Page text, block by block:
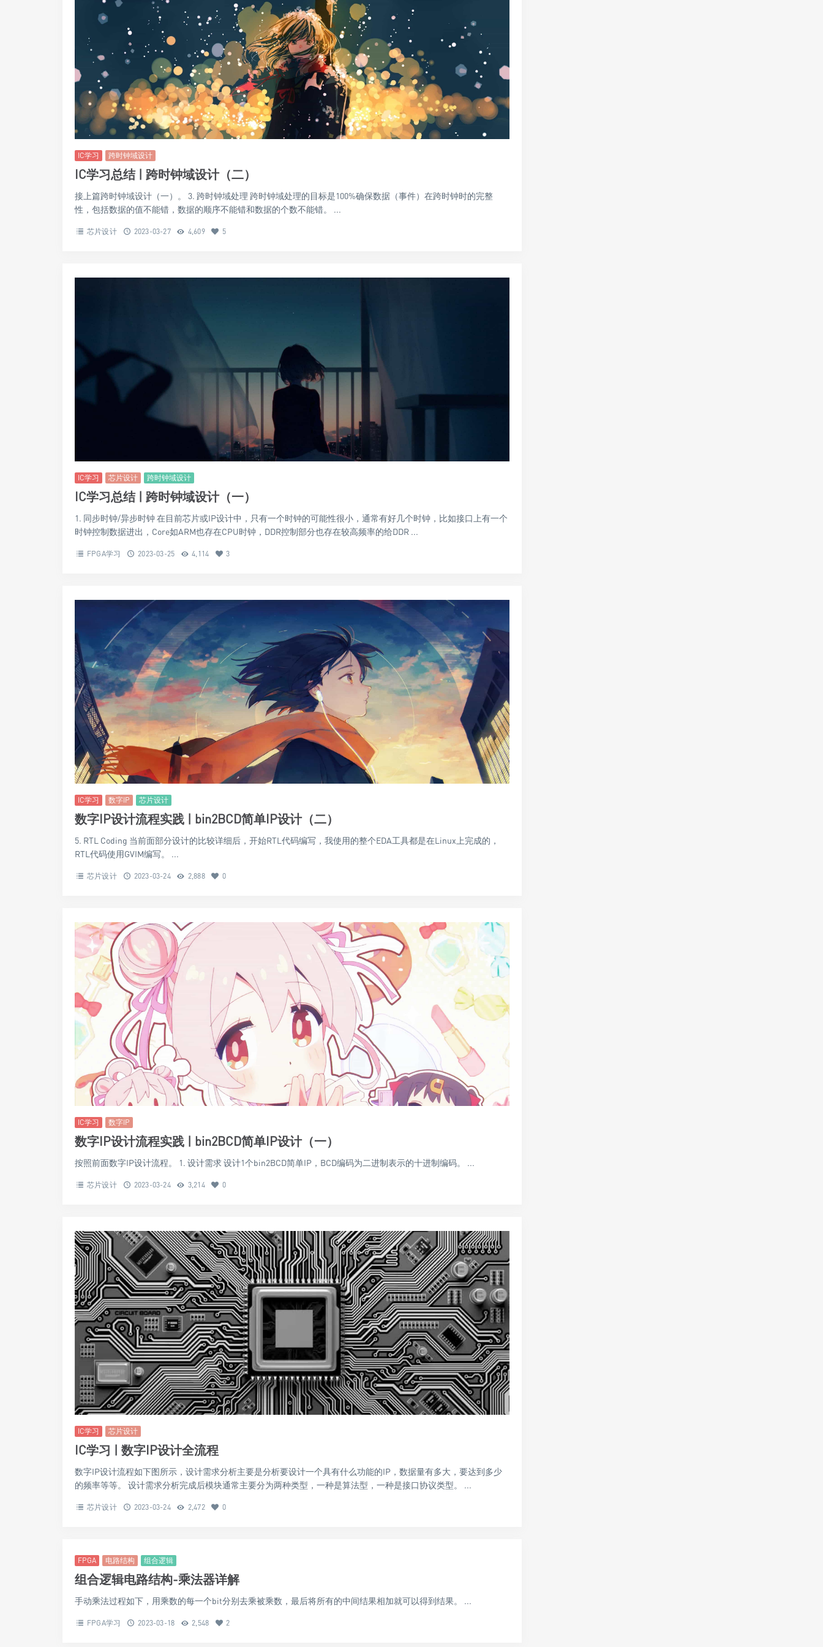
IC学习 跨时钟域设计
IC学习总结 | 跨时钟域设计（二）
接上篇跨时钟域设计（一）。 3. 跨时钟域处理 跨时钟域处理的目标是100%确保数据（事件）在跨时钟时的完整
性，包括数据的值不能错，数据的顺序不能错和数据的个数不能错。 ...
芯片设计 2023-03-27 4,609 5
IC学习 芯片设计 跨时钟域设计
IC学习总结 | 跨时钟域设计（一）
1. 同步时钟/异步时钟 在目前芯片或IP设计中，只有一个时钟的可能性很小，通常有好几个时钟，比如接口上有一个
时钟控制数据进出，Core如ARM也存在CPU时钟，DDR控制部分也存在较高频率的给DDR ...
FPGA学习 2023-03-25 4,114 3
IC学习 数字IP 芯片设计
数字IP设计流程实践 | bin2BCD简单IP设计（二）
5. RTL Coding 当前面部分设计的比较详细后，开始RTL代码编写，我使用的整个EDA工具都是在Linux上完成的，
RTL代码使用GVIM编写。 ...
芯片设计 2023-03-24 2,888 0
IC学习 数字IP
数字IP设计流程实践 | bin2BCD简单IP设计（一）
按照前面数字IP设计流程。 1. 设计需求 设计1个bin2BCD简单IP，BCD编码为二进制表示的十进制编码。 ...
芯片设计 2023-03-24 3,214 0
IC学习 芯片设计
IC学习 | 数字IP设计全流程
数字IP设计流程如下图所示，设计需求分析主要是分析要设计一个具有什么功能的IP，数据量有多大，要达到多少
的频率等等。 设计需求分析完成后模块通常主要分为两种类型，一种是算法型，一种是接口协议类型。 ...
芯片设计 2023-03-24 2,472 0
FPGA 电路结构 组合逻辑
组合逻辑电路结构-乘法器详解
手动乘法过程如下，用乘数的每一个bit分别去乘被乘数，最后将所有的中间结果相加就可以得到结果。 ...
FPGA学习 2023-03-18 2,548 2